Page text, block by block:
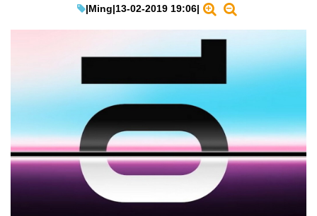
EduTech
生成式AI與雲端應用
Enterprise Digital Transformation
特集
|Ming|13-02-2019 19:06|